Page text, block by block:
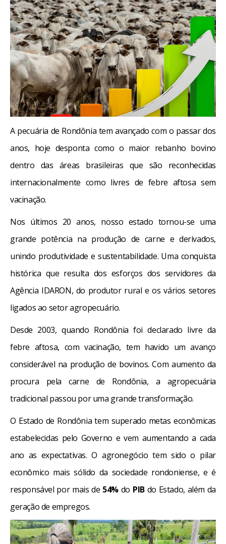
A pecuária de Rondônia tem avançado com o passar dos
anos, hoje desponta como o maior rebanho bovino
dentro das áreas brasileiras que são reconhecidas
internacionalmente como livres de febre aftosa sem
vacinação.
Nos últimos 20 anos, nosso estado tornou-se uma
grande potência na produção de carne e derivados,
unindo produtividade e sustentabilidade. Uma conquista
histórica que resulta dos esforços dos servidores da
Agência IDARON, do produtor rural e os vários setores
ligados ao setor agropecuário.
Desde 2003, quando Rondônia foi declarado livre da
febre aftosa, com vacinação, tem havido um avanço
considerável na produção de bovinos. Com aumento da
procura pela carne de Rondônia, a agropecuária
tradicional passou por uma grande transformação.
O Estado de Rondônia tem superado metas econômicas
estabelecidas pelo Governo e vem aumentando a cada
ano as expectativas. O agronegócio tem sido o pilar
econômico mais sólido da sociedade rondoniense, e é
responsável por mais de 54% do PIBdo Estado, além da
geração de empregos.